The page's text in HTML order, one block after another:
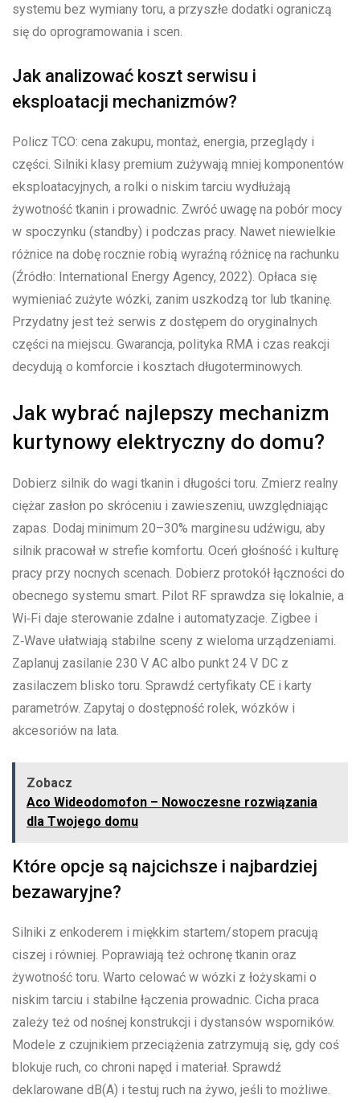
systemu bez wymiany toru, a przyszłe dodatki ograniczą
się do oprogramowania i scen.
Jak analizować koszt serwisu i
eksploatacji mechanizmów?
Policz TCO: cena zakupu, montaż, energia, przeglądy i
części. Silniki klasy premium zużywają mniej komponentów
eksploatacyjnych, a rolki o niskim tarciu wydłużają
żywotność tkanin i prowadnic. Zwróć uwagę na pobór mocy
w spoczynku (standby) i podczas pracy. Nawet niewielkie
różnice na dobę rocznie robią wyraźną różnicę na rachunku
(Źródło: International Energy Agency, 2022). Opłaca się
wymieniać zużyte wózki, zanim uszkodzą tor lub tkaninę.
Przydatny jest też serwis z dostępem do oryginalnych
części na miejscu. Gwarancja, polityka RMA i czas reakcji
decydują o komforcie i kosztach długoterminowych.
Jak wybrać najlepszy mechanizm
kurtynowy elektryczny do domu?
Dobierz silnik do wagi tkanin i długości toru. Zmierz realny
ciężar zasłon po skróceniu i zawieszeniu, uwzględniając
zapas. Dodaj minimum 20–30% marginesu udźwigu, aby
silnik pracował w strefie komfortu. Oceń głośność i kulturę
pracy przy nocnych scenach. Dobierz protokół łączności do
obecnego systemu smart. Pilot RF sprawdza się lokalnie, a
Wi‑Fi daje sterowanie zdalne i automatyzacje. Zigbee i
Z‑Wave ułatwiają stabilne sceny z wieloma urządzeniami.
Zaplanuj zasilanie 230 V AC albo punkt 24 V DC z
zasilaczem blisko toru. Sprawdź certyfikaty CE i karty
parametrów. Zapytaj o dostępność rolek, wózków i
akcesoriów na lata.
Zobacz
Aco Wideodomofon – Nowoczesne rozwiązania
dla Twojego domu
Które opcje są najcichsze i najbardziej
bezawaryjne?
Silniki z enkoderem i miękkim startem/stopem pracują
ciszej i równiej. Poprawiają też ochronę tkanin oraz
żywotność toru. Warto celować w wózki z łożyskami o
niskim tarciu i stabilne łączenia prowadnic. Cicha praca
zależy też od nośnej konstrukcji i dystansów wsporników.
Modele z czujnikiem przeciążenia zatrzymują się, gdy coś
blokuje ruch, co chroni napęd i materiał. Sprawdź
deklarowane dB(A) i testuj ruch na żywo, jeśli to możliwe.